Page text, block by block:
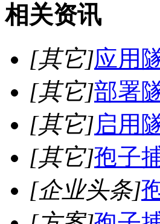
相关资讯
[其它]应用
[其它]部署
[其它]启用
[其它]孢子
[企业头条]